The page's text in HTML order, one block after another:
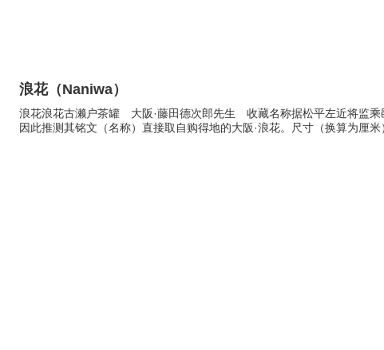
浪花（Naniwa）
浪花浪花古濑户茶罐 大阪·藤田德次郎先生 收藏名称据松平左近将监乘
因此推测其铭文（名称）直接取自购得地的大阪·浪花。尺寸（换算为厘